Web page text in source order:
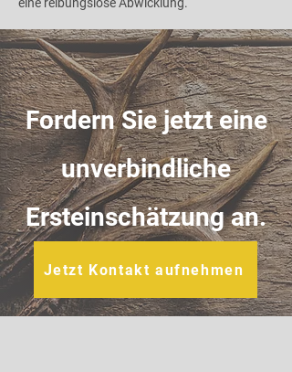
Fordern Sie jetzt eine
unverbindliche
Ersteinschätzung an.
Jetzt Kontakt aufnehmen